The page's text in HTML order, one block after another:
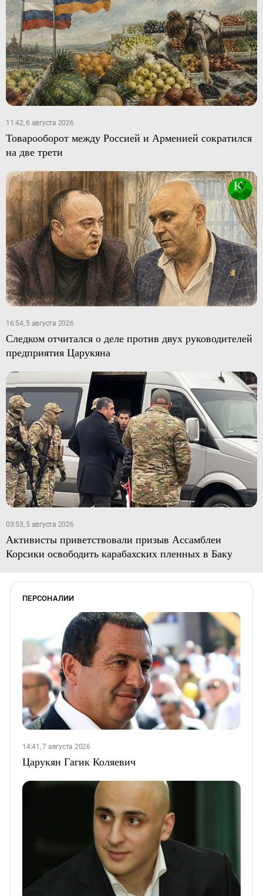
11:42, 6 августа 2026
Товарооборот между Россией и Арменией сократился
на две трети
16:54, 5 августа 2026
Следком отчитался о деле против двух руководителей
предприятия Царукяна
03:53, 5 августа 2026
Активисты приветствовали призыв Ассамблеи
Корсики освободить карабахских пленных в Баку
ПЕРСОНАЛИИ
14:41, 7 августа 2026
Царукян Гагик Коляевич